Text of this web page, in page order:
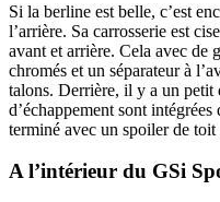
Si la berline est belle, c’est
l’arrière. Sa carrosserie est
avant et arrière. Cela avec de
chromés et un séparateur à
talons. Derrière, il y a un petit
d’échappement sont
terminé avec un spoiler de toit
A l’intérieur du GSi